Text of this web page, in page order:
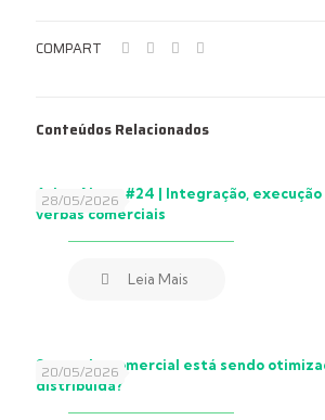
COMPART
Conteúdos Relacionados
28/05/2026
Arker News #24 | Integração, execução
verbas comerciais
Leia Mais
20/05/2026
Sua verba comercial está sendo
distribuída?